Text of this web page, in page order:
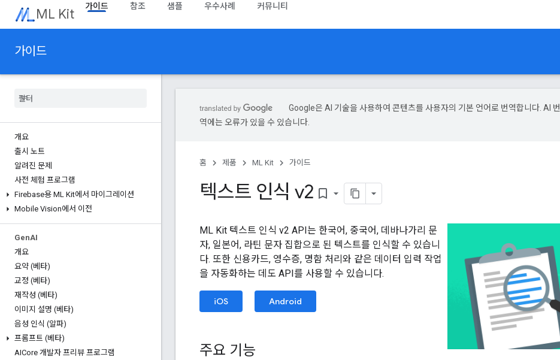
ML Kit 가이드 참조 샘플 우수사례 커뮤니티
가이드
개요
출시 노트
알려진 문제
사전 체험 프로그램
Firebase용 ML Kit에서 마이그레이션
Mobile Vision에서 이전
GenAI
개요
요약 (베타)
교정 (베타)
재작성 (베타)
이미지 설명 (베타)
음성 인식 (알파)
프롬프트 (베타)
AICore 개발자 프리뷰 프로그램
Google은 AI 기술을 사용하여 콘텐츠를 사용자의 기본 언어로 번역합니다. AI 번
역에는 오류가 있을 수 있습니다.
홈 제품 ML Kit 가이드
텍스트 인식 v2 bookmark_border
ML Kit 텍스트 인식 v2 API는 한국어, 중국어, 데바나가리 문
자, 일본어, 라틴 문자 집합으로 된 텍스트를 인식할 수 있습니
다. 또한 신용카드, 영수증, 명함 처리와 같은 데이터 입력 작업
을 자동화하는 데도 API를 사용할 수 있습니다.
iOS Android
주요 기능